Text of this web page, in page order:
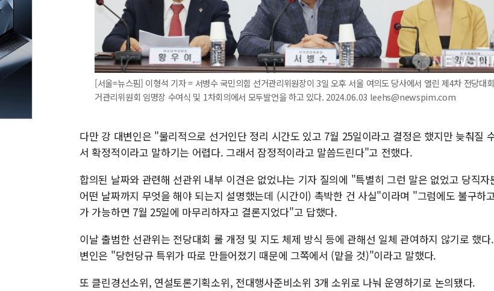
[서울=뉴스핌] 이형석 기자 = 서병수 국민의힘 선거관리위원장이 3일 오후 서울 여의도 당사에서 열린 제4차 전당대
거관리위원회 임명장 수여식 및 1차회의에서 모두발언을 하고 있다. 2024.06.03 leehs@newspim.com
다만 강 대변인은 "물리적으로 선거인단 정리 시간도 있고 7월 25일이라고 결정은 했지만 늦춰질
서 확정적이라고 말하기는 어렵다. 그래서 잠정적이라고 말씀드린다"고 전했다.
합의된 날짜와 관련해 선관위 내부 이견은 없었냐는 기자 질의에 "특별히 그런 말은 없었고 당직자
어떤 날짜까지 무엇을 해야 되는지 설명했는데 (시간이) 촉박한 건 사실"이라며 "그럼에도 불구하
가 가능하면 7월 25일에 마무리하자고 결론지었다"고 답했다.
이날 출범한 선관위는 전당대회 룰 개정 및 지도 체제 방식 등에 관해선 일체 관여하지 않기로 했다
변인은 "당헌당규 특위가 따로 만들어졌기 때문에 그쪽에서 (맡을 것)"이라고 말했다.
또 클린경선소위, 연설토론기획소위, 전대행사준비소위 3개 소위로 나눠 운영하기로 논의됐다.